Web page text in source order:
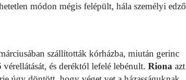
módon mégis felépült, hála személyi edző
szállították kórházba, miután gerinc
és deréktól lefelé lebénult. Riona azt